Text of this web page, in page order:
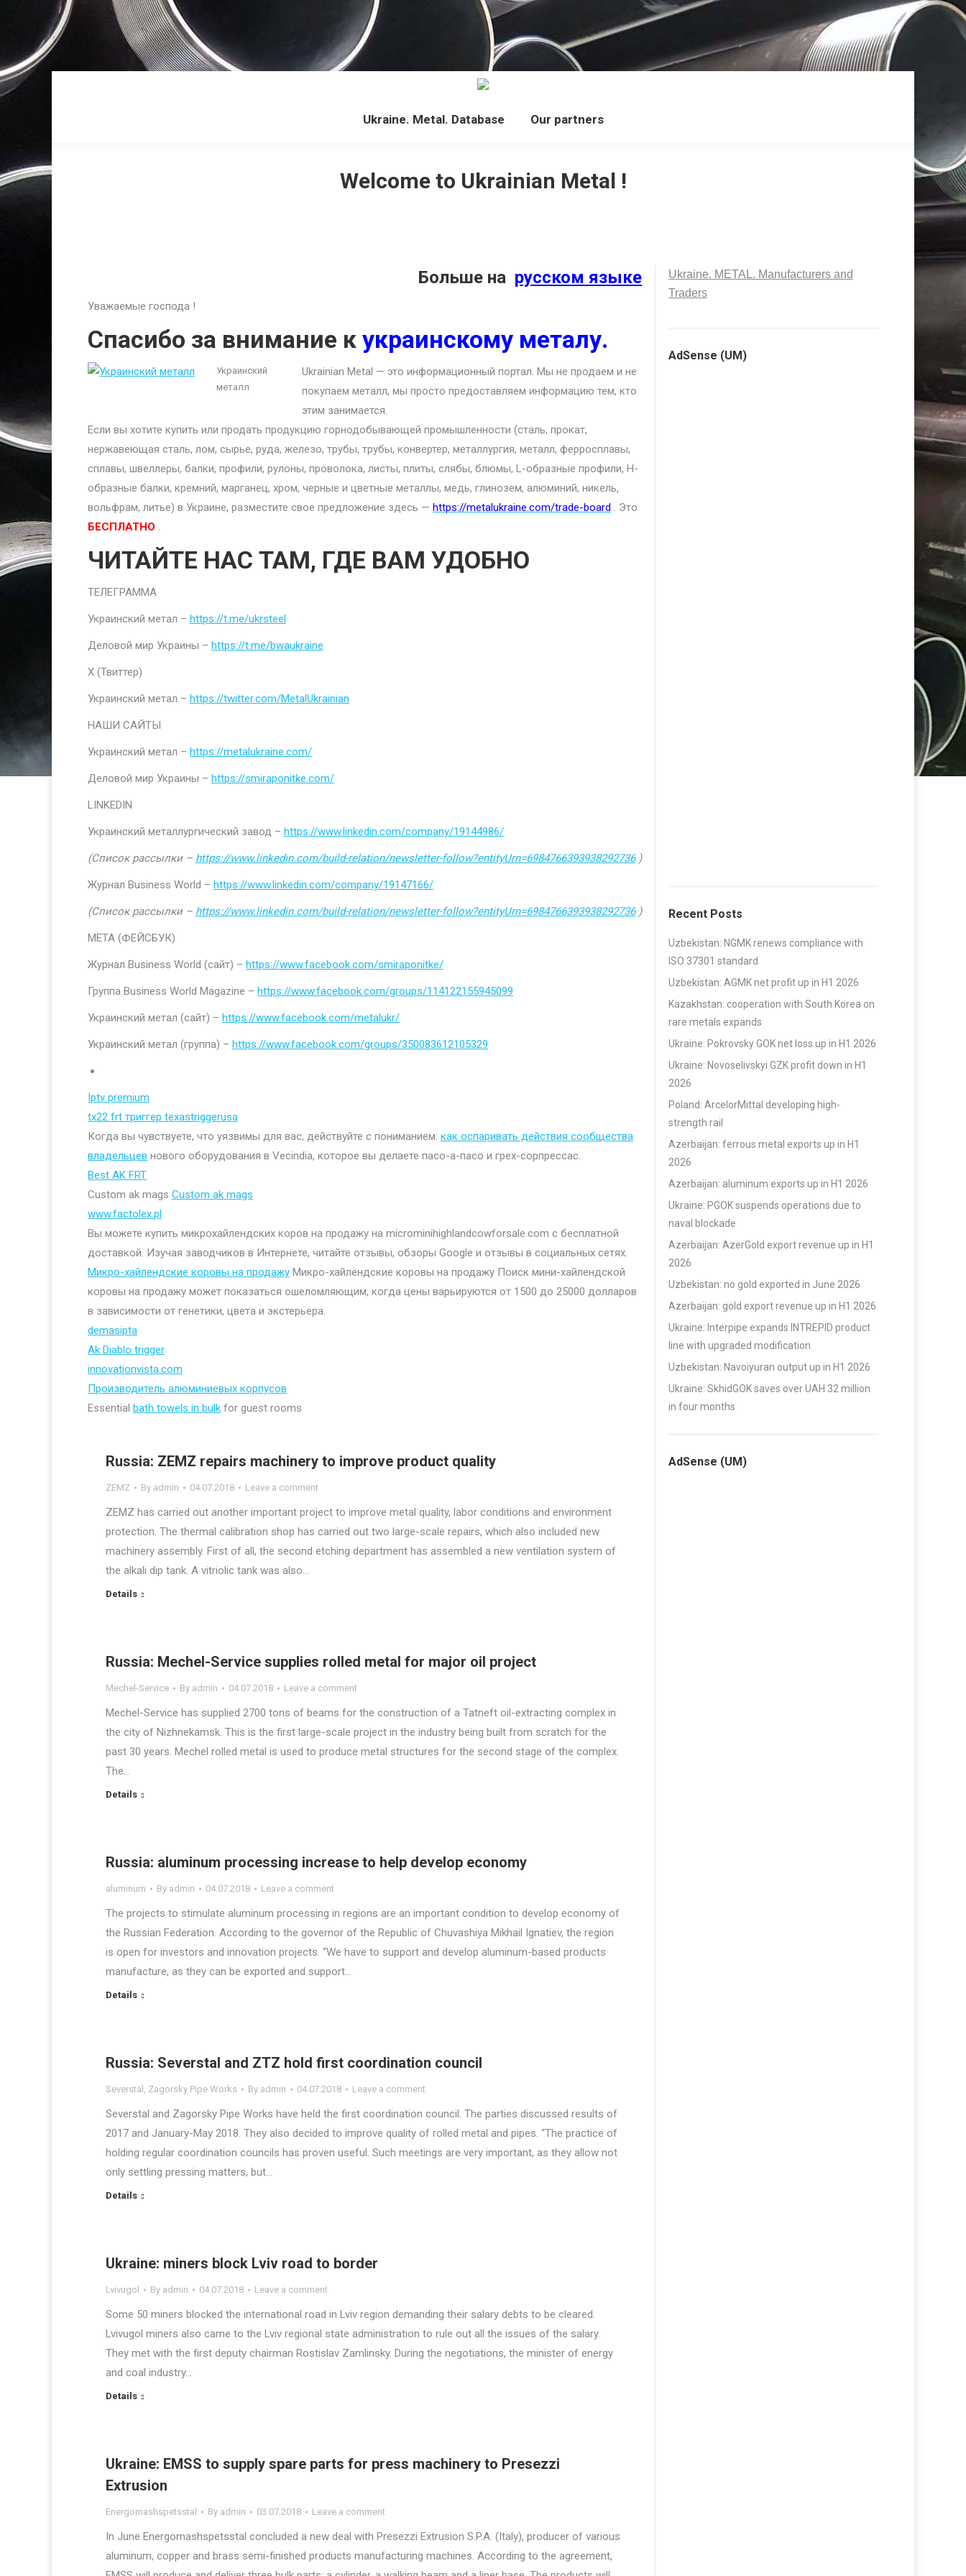
Ukraine. Metal. Database Our partners
Welcome to Ukrainian Metal !
Больше на русском языке
Уважаемые господа !
Спасибо за внимание к украинскому металу.
Украинский
металл
Ukrainian Metal — это информационный портал. Мы не продаем и не
покупаем металл, мы просто предоставляем информацию тем, кто
этим занимается.
Если вы хотите купить или продать продукцию горнодобывающей промышленности (сталь, прокат,
нержавеющая сталь, лом, сырье, руда, железо, трубы, трубы, конвертер, металлургия, металл, ферросплавы,
сплавы, швеллеры, балки, профили, рулоны, проволока, листы, плиты, слябы, блюмы, L-образные профили, H-
образные балки, кремний, марганец, хром, черные и цветные металлы, медь, глинозем, алюминий, никель,
вольфрам, литье) в Украине, разместите свое предложение здесь — https://metalukraine.com/trade-board . Это
БЕСПЛАТНО .
ЧИТАЙТЕ НАС ТАМ, ГДЕ ВАМ УДОБНО
ТЕЛЕГРАММА
Украинский метал – https://t.me/ukrsteel
Деловой мир Украины – https://t.me/bwaukraine
Х (Твиттер)
Украинский метал – https://twitter.com/MetalUkrainian
НАШИ САЙТЫ
Украинский метал – https://metalukraine.com/
Деловой мир Украины – https://smiraponitke.com/
LINKEDIN
Украинский металлургический завод – https://www.linkedin.com/company/19144986/
(Список рассылки – https://www.linkedin.com/build-relation/newsletter-follow?entityUrn=6984766393938292736)
Журнал Business World – https://www.linkedin.com/company/19147166/
(Список рассылки – https://www.linkedin.com/build-relation/newsletter-follow?entityUrn=6984766393938292736)
МЕТА (ФЕЙСБУК)
Журнал Business World (сайт) – https://www.facebook.com/smiraponitke/
Группа Business World Magazine – https://www.facebook.com/groups/114122155945099
Украинский метал (сайт) – https://www.facebook.com/metalukr/
Украинский метал (группа) – https://www.facebook.com/groups/350083612105329
Iptv premium
tx22 frt триггер texastriggerusa
Когда вы чувствуете, что уязвимы для вас, действуйте с пониманием: как оспаривать действия сообщества
владельцев нового оборудования в Vecindia, которое вы делаете пасо-а-пасо и грех-сорпрессас.
Best AK FRT
Custom ak mags Custom ak mags
www.factolex.pl
Вы можете купить микрохайлендских коров на продажу на microminihighlandcowforsale.com с бесплатной
доставкой. Изучая заводчиков в Интернете, читайте отзывы, обзоры Google и отзывы в социальных сетях.
Микро-хайлендские коровы на продажу Микро-хайлендские коровы на продажу Поиск мини-хайлендской
коровы на продажу может показаться ошеломляющим, когда цены варьируются от 1500 до 25000 долларов
в зависимости от генетики, цвета и экстерьера.
demasipta
Ak Diablo trigger
innovationvista.com
Производитель алюминиевых корпусов
Essential bath towels in bulk for guest rooms
Russia: ZEMZ repairs machinery to improve product quality
ZEMZ By admin 04.07.2018 Leave a comment
ZEMZ has carried out another important project to improve metal quality, labor conditions and environment
protection. The thermal calibration shop has carried out two large-scale repairs, which also included new
machinery assembly. First of all, the second etching department has assembled a new ventilation system of
the alkali dip tank. A vitriolic tank was also…
Details
Russia: Mechel-Service supplies rolled metal for major oil project
Mechel-Service By admin 04.07.2018 Leave a comment
Mechel-Service has supplied 2700 tons of beams for the construction of a Tatneft oil-extracting complex in
the city of Nizhnekamsk. This is the first large-scale project in the industry being built from scratch for the
past 30 years. Mechel rolled metal is used to produce metal structures for the second stage of the complex.
The…
Details
Russia: aluminum processing increase to help develop economy
aluminum By admin 04.07.2018 Leave a comment
The projects to stimulate aluminum processing in regions are an important condition to develop economy of
the Russian Federation. According to the governor of the Republic of Chuvashiya Mikhail Ignatiev, the region
is open for investors and innovation projects. “We have to support and develop aluminum-based products
manufacture, as they can be exported and support…
Details
Russia: Severstal and ZTZ hold first coordination council
Severstal , Zagorsky Pipe Works By admin 04.07.2018 Leave a comment
Severstal and Zagorsky Pipe Works have held the first coordination council. The parties discussed results of
2017 and January-May 2018. They also decided to improve quality of rolled metal and pipes. “The practice of
holding regular coordination councils has proven useful. Such meetings are very important, as they allow not
only settling pressing matters, but…
Details
Ukraine: miners block Lviv road to border
Lvivugol By admin 04.07.2018 Leave a comment
Some 50 miners blocked the international road in Lviv region demanding their salary debts to be cleared.
Lvivugol miners also came to the Lviv regional state administration to rule out all the issues of the salary.
They met with the first deputy chairman Rostislav Zamlinsky. During the negotiations, the minister of energy
and coal industry…
Details
Ukraine: EMSS to supply spare parts for press machinery to Presezzi
Extrusion
Energomashspetsstal By admin 03.07.2018 Leave a comment
In June Energomashspetsstal concluded a new deal with Presezzi Extrusion S.P.A. (Italy), producer of various
aluminum, copper and brass semi-finished products manufacturing machines. According to the agreement,
Ukraine. METAL. Manufacturers and
Traders
AdSense (UM)
Recent Posts
Uzbekistan: NGMK renews compliance with
ISO 37301 standard
Uzbekistan: AGMK net profit up in H1 2026
Kazakhstan: cooperation with South Korea on
rare metals expands
Ukraine: Pokrovsky GOK net loss up in H1 2026
Ukraine: Novoselivskyi GZK profit down in H1
2026
Poland: ArcelorMittal developing high-
strength rail
Azerbaijan: ferrous metal exports up in H1
2026
Azerbaijan: aluminum exports up in H1 2026
Ukraine: PGOK suspends operations due to
naval blockade
Azerbaijan: AzerGold export revenue up in H1
2026
Uzbekistan: no gold exported in June 2026
Azerbaijan: gold export revenue up in H1 2026
Ukraine: Interpipe expands INTREPID product
line with upgraded modification
Uzbekistan: Navoiyuran output up in H1 2026
Ukraine: SkhidGOK saves over UAH 32 million
in four months
AdSense (UM)